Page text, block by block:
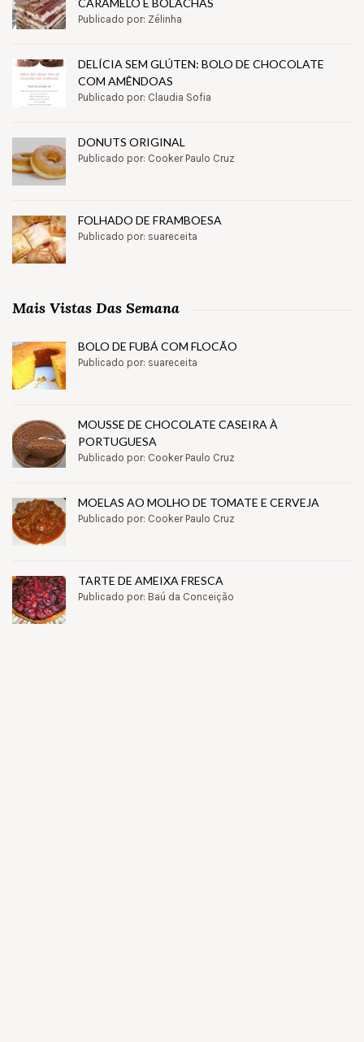
Publicado por: Zélinha
DELÍCIA SEM GLÚTEN: BOLO DE CHOCOLATE
COM AMÊNDOAS
Publicado por: Claudia Sofia
DONUTS ORIGINAL
Publicado por: Cooker Paulo Cruz
FOLHADO DE FRAMBOESA
Publicado por: suareceita
Mais Vistas Das Semana
BOLO DE FUBÁ COM FLOCÃO
Publicado por: suareceita
MOUSSE DE CHOCOLATE CASEIRA À
PORTUGUESA
Publicado por: Cooker Paulo Cruz
MOELAS AO MOLHO DE TOMATE E CERVEJA
Publicado por: Cooker Paulo Cruz
TARTE DE AMEIXA FRESCA
Publicado por: Baú da Conceição